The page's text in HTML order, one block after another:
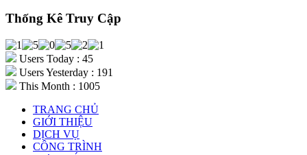
Thống Kê Truy Cập
Users Today : 45
Users Yesterday : 191
This Month : 1005
TRANG CHỦ
GIỚI THIỆU
DỊCH VỤ
CÔNG TRÌNH